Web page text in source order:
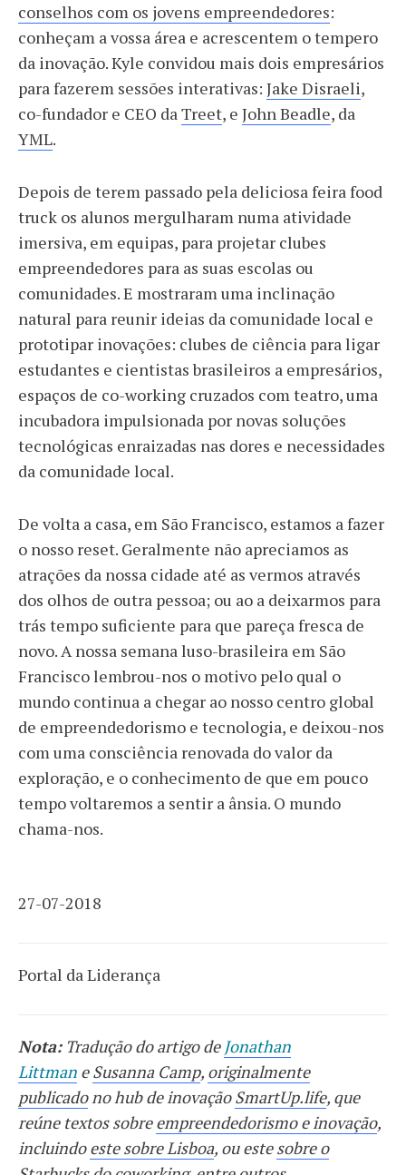
conselhos com os jovens empreendedores:
conheçam a vossa área e acrescentem o tempero
da inovação. Kyle convidou mais dois empresários
para fazerem sessões interativas: Jake Disraeli,
co-fundador e CEO daTreet, e John Beadle, da
YML.
Depois de terem passado pela deliciosa feira food
truck os alunos mergulharam numa atividade
imersiva, em equipas, para projetar clubes
empreendedores para as suas escolas ou
comunidades. E mostraram uma inclinação
natural para reunir ideias da comunidade local e
prototipar inovações: clubes de ciência para ligar
estudantes e cientistas brasileiros a empresários,
espaços de co-working cruzados com teatro, uma
incubadora impulsionada por novas soluções
tecnológicas enraizadas nas dores e necessidades
da comunidade local.
De volta a casa, em São Francisco, estamos a fazer
o nosso reset. Geralmente não apreciamos as
atrações da nossa cidade até as vermos através
dos olhos de outra pessoa; ou ao a deixarmos para
trás tempo suficiente para que pareça fresca de
novo. A nossa semana luso-brasileira em São
Francisco lembrou-nos o motivo pelo qual o
mundo continua a chegar ao nosso centro global
de empreendedorismo e tecnologia, e deixou-nos
com uma consciência renovada do valor da
exploração, e o conhecimento de que em pouco
tempo voltaremos a sentir a ânsia. O mundo
chama-nos.
27-07-2018
Portal da Liderança
Nota:Tradução do artigo de Jonathan
Littman e Susanna Camp, originalmente
publicadono hub de inovaçãoSmartUp.life, que
reúne textos sobreempreendedorismo e inovação,
incluindoeste sobre Lisboa, ou estesobre o